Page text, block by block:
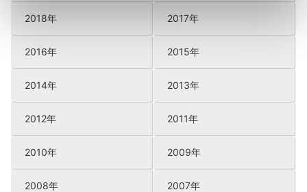
2018年 2017年
2016年 2015年
2014年 2013年
2012年 2011年
2010年 2009年
2008年 2007年